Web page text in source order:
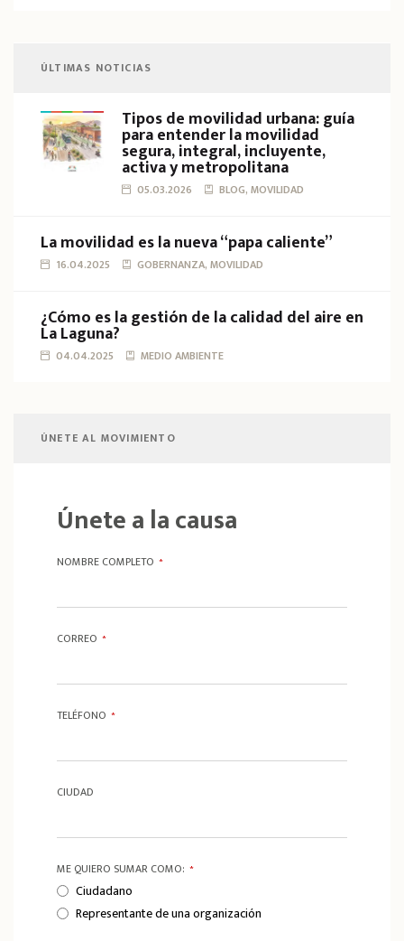
ÚLTIMAS NOTICIAS
Tipos de movilidad urbana: guía
para entender la movilidad
segura, integral, incluyente,
activa y metropolitana
05.03.2026 BLOG, MOVILIDAD
La movilidad es la nueva “papa caliente”
16.04.2025 GOBERNANZA, MOVILIDAD
¿Cómo es la gestión de la calidad del aire en
La Laguna?
04.04.2025 MEDIO AMBIENTE
ÚNETE AL MOVIMIENTO
Únete a la causa
NOMBRE COMPLETO *
CORREO *
TELÉFONO *
CIUDAD
ME QUIERO SUMAR COMO: *
Ciudadano
Representante de una organización